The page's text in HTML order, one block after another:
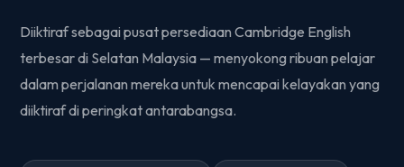
Diiktiraf sebagai pusat persediaan Cambridge English
terbesar di Selatan Malaysia — menyokong ribuan pelajar
dalam perjalanan mereka untuk mencapai kelayakan yang
diiktiraf di peringkat antarabangsa.